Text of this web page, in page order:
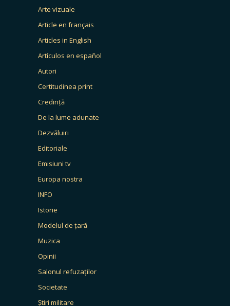
Arte vizuale
Article en français
Articles in English
Artículos en español
Autori
Certitudinea print
Credință
De la lume adunate
Dezvăluiri
Editoriale
Emisiuni tv
Europa nostra
INFO
Istorie
Modelul de țară
Muzica
Opinii
Salonul refuzaților
Societate
Știri militare